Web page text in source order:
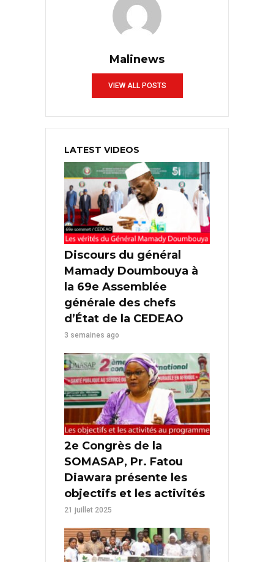
Malinews
VIEW ALL POSTS
LATEST VIDEOS
Discours du général
Mamady Doumbouya à
la 69e Assemblée
générale des chefs
d’État de la CEDEAO
3 semaines ago
2e Congrès de la
SOMASAP, Pr. Fatou
Diawara présente les
objectifs et les activités
21 juillet 2025